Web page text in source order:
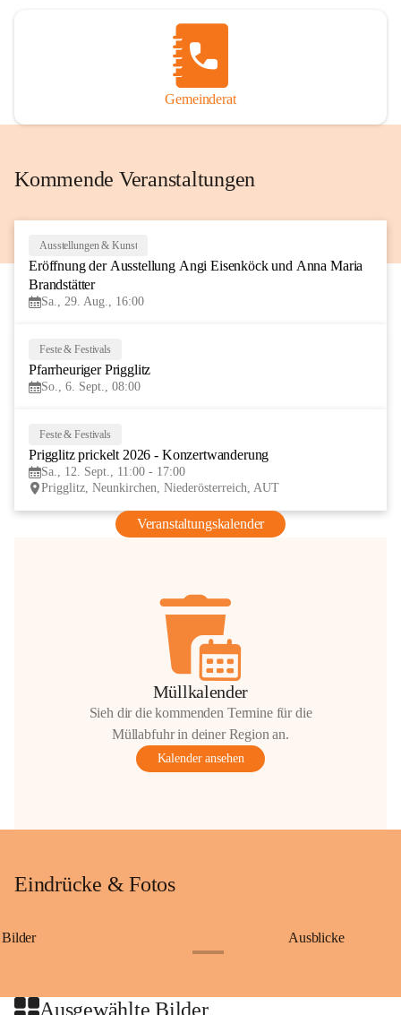
Gemeinderat
Kommende Veranstaltungen
AUG
Ausstellungen & Kunst
Eröffnung der Ausstellung Angi Eisenköck und Anna Maria
Brandstätter
Sa., 29. Aug., 16:00
Feste & Festivals
Pfarrheuriger Prigglitz
So., 6. Sept., 08:00
Feste & Festivals
Prigglitz prickelt 2026 - Konzertwanderung
Sa., 12. Sept., 11:00 - 17:00
Prigglitz, Neunkirchen, Niederösterreich, AUT
Veranstaltungskalender
Müllkalender
Sieh dir die kommenden Termine für die
Müllabfuhr in deiner Region an.
Kalender ansehen
Eindrücke & Fotos
Bilder Ausblicke
Ausgewählte Bilder